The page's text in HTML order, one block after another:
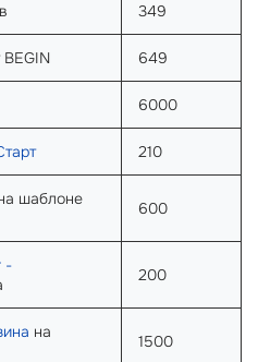
349
649
6000
210
шаблоне
600
-
200
на
1500